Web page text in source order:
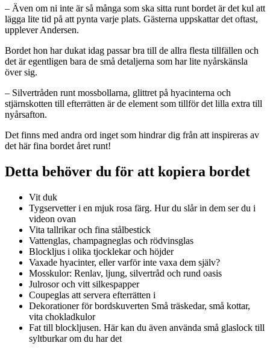
– Även om ni inte är så många som ska sitta runt bordet är det kul att
lägga lite tid på att pynta varje plats. Gästerna uppskattar det oftast,
upplever Andersen.
Bordet hon har dukat idag passar bra till de allra flesta tillfällen och
det är egentligen bara de små detaljerna som har lite nyårskänsla
över sig.
– Silvertråden runt mossbollarna, glittret på hyacinterna och
stjärnskotten till efterrätten är de element som tillför det lilla extra till
nyårsafton.
Det finns med andra ord inget som hindrar dig från att inspireras av
det här fina bordet året runt!
Detta behöver du för att kopiera bordet
Vit duk
Tygservetter i en mjuk rosa färg. Hur du slår in dem ser du i
videon ovan
Vita tallrikar och fina stålbestick
Vattenglas, champagneglas och rödvinsglas
Blockljus i olika tjocklekar och höjder
Vaxade hyacinter, eller varför inte vaxa dem själv?
Mosskulor: Renlav, ljung, silvertråd och rund oasis
Julrosor och vitt silkespapper
Coupeglas att servera efterrätten i
Dekorationer för bordskuverten Små träskedar, små kottar,
vita chokladkulor
Fat till blockljusen. Här kan du även använda små glaslock till
syltburkar om du har det